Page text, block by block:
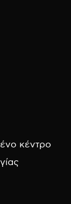
κέντρο